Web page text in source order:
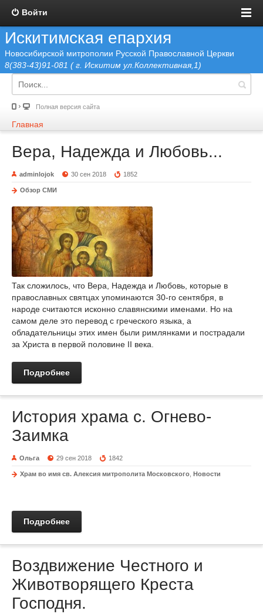
Войти
Искитимская епархия
Новосибирской митрополии Русской Православной Церкви
8(383-43)91-081 ( г. Искитим ул.Коллективная,1)
Полная версия сайта
Главная
Вера, Надежда и Любовь...
adminlojok 30 сен 2018 1852
Обзор СМИ
Так сложилось, что Вера, Надежда и Любовь, которые в
православных святцах упоминаются 30-го сентября, в
народе считаются исконно славянскими именами. Но на
самом деле это перевод с греческого языка, а
обладательницы этих имен были римлянками и пострадали
за Христа в первой половине II века.
Подробнее
История храма с. Огнево-
Заимка
Ольга 29 сен 2018 1842
Храм во имя св. Алексия митрополита Московского Новости
Подробнее
Воздвижение Честного и
Животворящего Креста
Господня.